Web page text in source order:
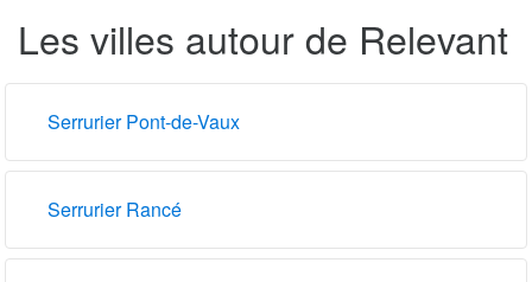
Les villes autour de Relevant
Serrurier Pont-de-Vaux
Serrurier Rancé